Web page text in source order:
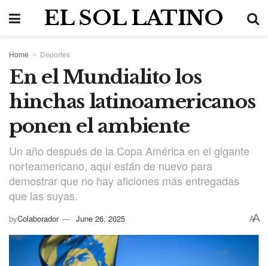
EL SOL LATINO
Home Deportes
En el Mundialito los
hinchas latinoamericanos
ponen el ambiente
Un año después de la Copa América en el gigante
norteamericano, aquí están de nuevo para
demostrar que no hay aficiones más entregadas
que las suyas.
byColaborador June 26, 2025 AA